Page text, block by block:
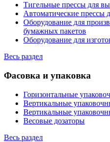
Тигельные прессы для
Автоматические прессы
Оборудование для
бумажных пакетов
Оборудование для
Весь раздел
Фасовка и упаковка
Горизонтальные
Вертикальные
Вертикальные
Весовые дозаторы
Весь раздел